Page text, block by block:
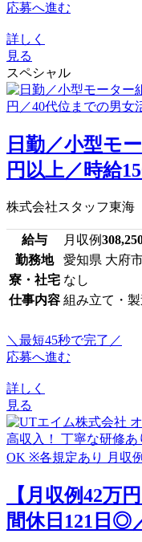
応募へ進む
詳しく
見る
スペシャル
日勤／小型モ
円以上／時給
株式会社スタッフ東海
給与 月収例
勤務地
愛知県 大府
寮・社宅 なし
仕事内容 組み立て・
＼最短45秒で完了／
応募へ進む
詳しく
見る
【月収例42万
間休日121日◎